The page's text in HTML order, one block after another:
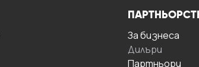
За бизнесa
Дилъри
Партньори